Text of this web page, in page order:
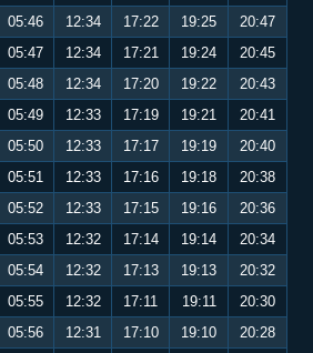
05:46 12:34 17:22 19:25
20:47
05:47 12:34 17:21 19:24
20:45
05:48 12:34 17:20 19:22
20:43
05:49 12:33 17:19 19:21
20:41
05:50 12:33 17:17 19:19
20:40
05:51 12:33 17:16 19:18
20:38
05:52 12:33 17:15 19:16
20:36
05:53 12:32 17:14 19:14
20:34
05:54 12:32 17:13 19:13
20:32
05:55 12:32 17:11 19:11
20:30
05:56 12:31 17:10 19:10
20:28